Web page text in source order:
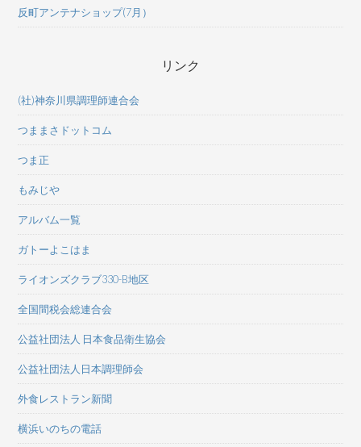
反町アンテナショップ(7月）
リンク
(社)神奈川県調理師連合会
つままさドットコム
つま正
もみじや
アルバム一覧
ガトーよこはま
ライオンズクラブ330-B地区
全国間税会総連合会
公益社団法人 日本食品衛生協会
公益社団法人日本調理師会
外食レストラン新聞
横浜いのちの電話